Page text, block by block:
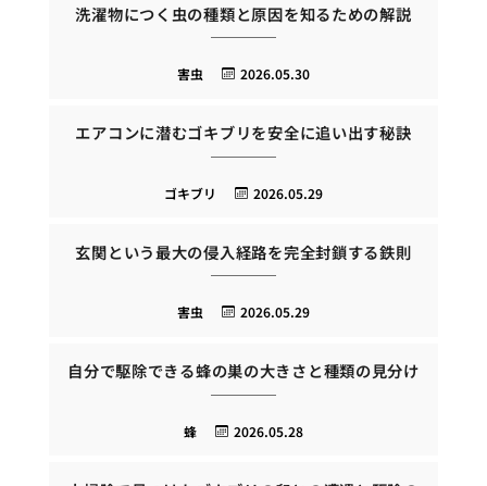
洗濯物につく虫の種類と原因を知るための解説
2026.05.30
害虫
エアコンに潜むゴキブリを安全に追い出す秘訣
2026.05.29
ゴキブリ
玄関という最大の侵入経路を完全封鎖する鉄則
2026.05.29
害虫
自分で駆除できる蜂の巣の大きさと種類の見分け
2026.05.28
蜂